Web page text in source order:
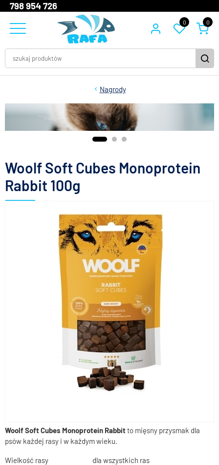
798 954 726
0 0
Nagrody
Woolf Soft Cubes Monoprotein
Rabbit 100g
Woolf Soft Cubes Monoprotein Rabbitto mięsny przysmak dla
psów każdej rasy i w każdym wieku.
Wielkość rasy dla wszystkich ras